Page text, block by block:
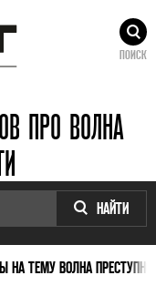
ПОИСК
ПРО ВОЛНА
НАЙТИ
НА ТЕМУ ВОЛНА